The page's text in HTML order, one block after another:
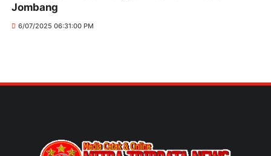
Jombang
6/07/2025 06:31:00 PM